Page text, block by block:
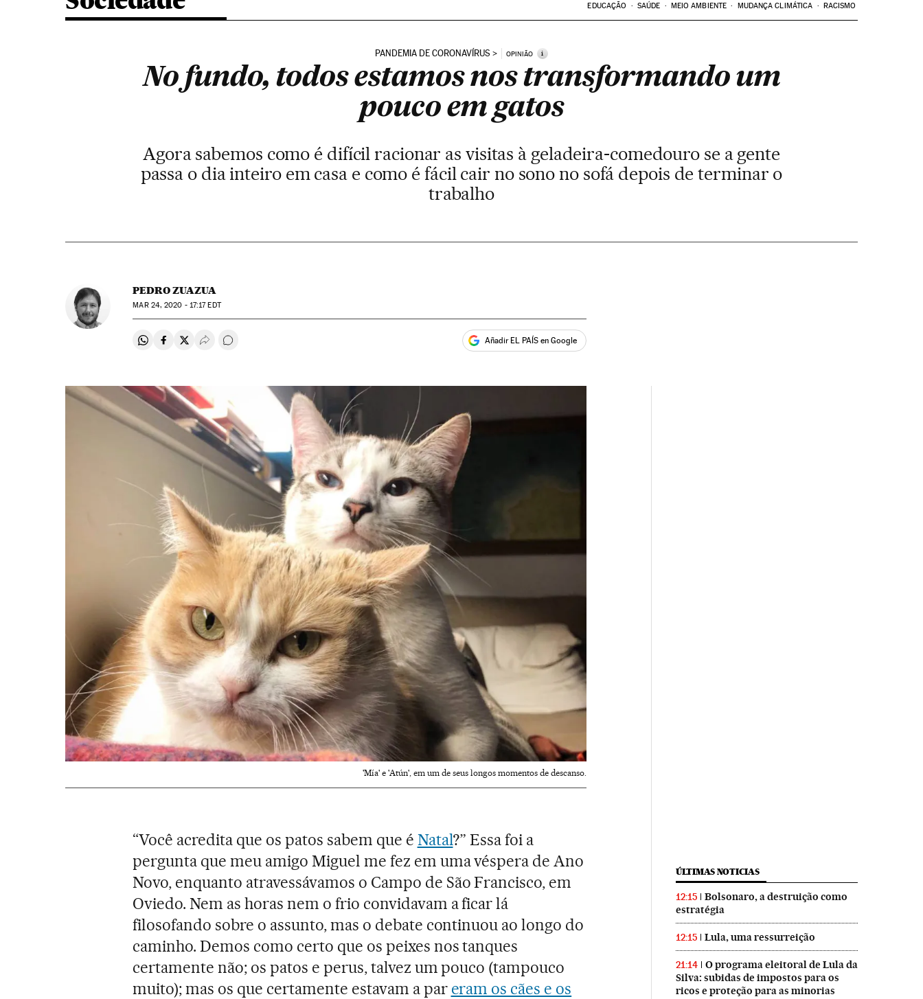
EDUCAÇÃO SAÚDE MEIO AMBIENTE MUDANÇA CLIMÁTICA RACISMO
PANDEMIA DE CORONAVÍRUS OPINIÃO i
No fundo, todos estamos nos transformando um
pouco em gatos
Agora sabemos como é difícil racionar as visitas à geladeira-comedouro se a gente
passa o dia inteiro em casa e como é fácil cair no sono no sofá depois de terminar o
trabalho
PEDRO ZUAZUA
MAR24, 2020 - 17:17EDT
Compartir en Whatsapp
Compartir en Facebook
Compartir en Twitter
Desplegar Redes Sociales
Comentários Añadir EL PAÍS en Google
'Mía' e 'Atún', em um de seus longos momentos de descanso.
“Você acredita que os patos sabem que é Natal?” Essa foi a
pergunta que meu amigo Miguel me fez em uma véspera de Ano
Novo, enquanto atravessávamos o Campo de São Francisco, em
Oviedo. Nem as horas nem o frio convidavam a ficar lá
filosofando sobre o assunto, mas o debate continuou ao longo do
caminho. Demos como certo que os peixes nos tanques
certamente não; os patos e perus, talvez um pouco (tampouco
muito); mas os que certamente estavam a par eram os cães e os
ÚLTIMAS NOTICIAS
12:15
Bolsonaro, a destruição como
estratégia
12:15 Lula, uma ressurreição
21:14
O programa eleitoral de Lula da
Silva: subidas de impostos para os
ricos e proteção para as minorias